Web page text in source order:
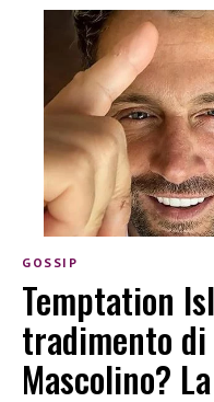
GOSSIP
Temptation
tradimento
Mascolino?